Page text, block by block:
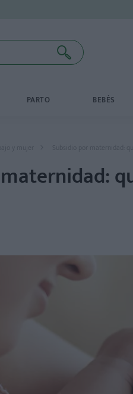
PARTO BEBÉS
Subsidio por maternidad: